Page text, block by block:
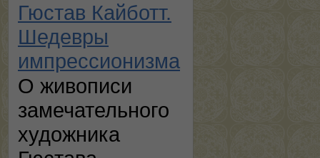
Гюстав Кайботт.
Шедевры
импрессионизма
О живописи
замечательного
художника